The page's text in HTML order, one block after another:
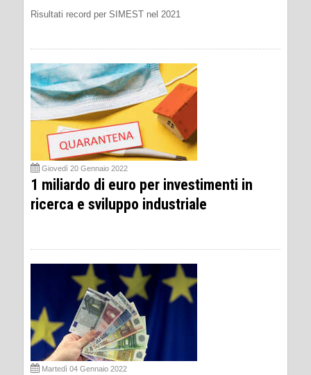
Risultati record per SIMEST nel 2021
Giovedì 20 Gennaio 2022
1 miliardo di euro per investimenti in
ricerca e sviluppo industriale
Martedì 04 Gennaio 2022